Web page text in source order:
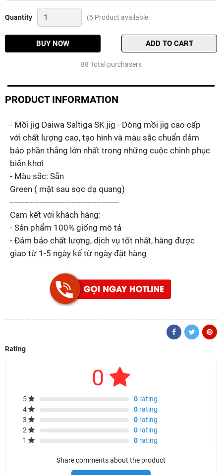
Quantity
Mồi
câu
Saltiga
(5 Product available
BUY NOW ADD TO CART
88 Total purchasers
PRODUCT INFORMATION
- Mồi jig Daiwa Saltiga SK jig - Dòng mồi jig cao cấp
với chất lượng cao, tạo hình và màu sắc chuẩn đảm
bảo phần thắng lớn nhất trong những cuộc chinh phục
biển khơi
- Màu sắc: Sẵn
Green ( mặt sau sọc dạ quang)
--------------------------------------------
Cam kết với khách hàng:
- Sản phẩm 100% giống mô tả
- Đảm bảo chất lượng, dịch vụ tốt nhất, hàng được
giao từ 1-5 ngày kể từ ngày đặt hàng
Rating
0
5 0 rating
4
0 rating
3
0 rating
2
0 rating
1
0 rating
Share comments about the product